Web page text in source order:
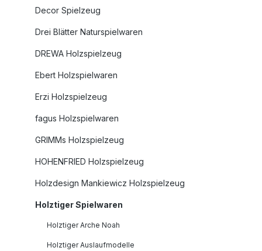
Decor Spielzeug
Drei Blätter Naturspielwaren
DREWA Holzspielzeug
Ebert Holzspielwaren
Erzi Holzspielzeug
fagus Holzspielwaren
GRIMMs Holzspielzeug
HOHENFRIED Holzspielzeug
Holzdesign Mankiewicz Holzspielzeug
Holztiger Spielwaren
Holztiger Arche Noah
Holztiger Auslaufmodelle